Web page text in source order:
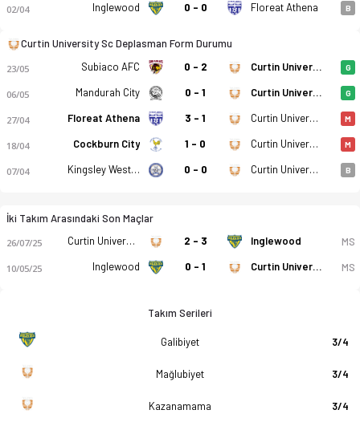
02/04 Inglewood 0 - 0 Floreat Athena B
Curtin University Sc Deplasman Form Durumu
23/05 Subiaco AFC 0 - 2 Curtin University Sc G
06/05 Mandurah City 0 - 1 Curtin University Sc G
27/04 Floreat Athena 3 - 1 Curtin University Sc M
18/04 Cockburn City 1 - 0 Curtin University Sc M
07/04 Kingsley Westside FC 0 - 0 Curtin University Sc B
İki Takım Arasındaki Son Maçlar
26/07/25 Curtin University Sc 2 - 3 Inglewood MS
10/05/25 Inglewood 0 - 1 Curtin University Sc MS
Takım Serileri
Galibiyet 3/4
Mağlubiyet 3/4
Kazanamama 3/4